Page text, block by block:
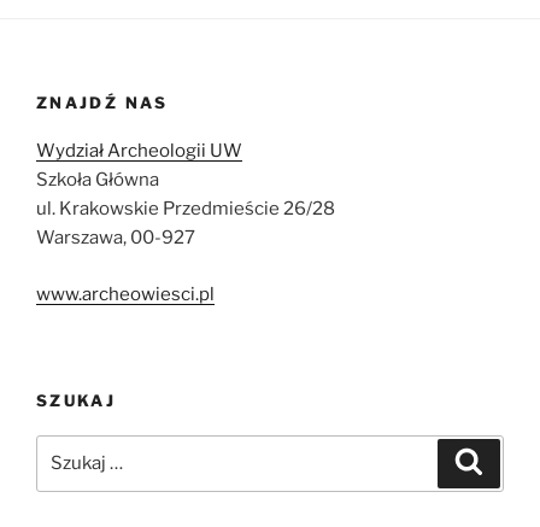
ZNAJDŹ NAS
Wydział Archeologii UW
Szkoła Główna
ul. Krakowskie Przedmieście 26/28
Warszawa, 00-927
www.archeowiesci.pl
SZUKAJ